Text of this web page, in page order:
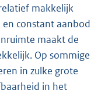
makkelijk
constant aanbod
maakt de
Op sommige
in zulke grote
in het